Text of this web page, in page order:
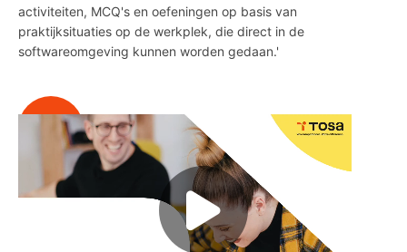
activiteiten, MCQ's en oefeningen op basis van
praktijksituaties op de werkplek, die direct in de
softwareomgeving kunnen worden gedaan.'